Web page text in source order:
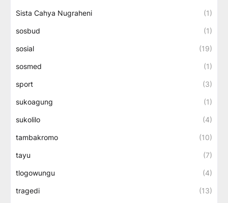
Sista Cahya Nugraheni (1)
sosbud (1)
sosial (19)
sosmed (1)
sport (3)
sukoagung (1)
sukolilo (4)
tambakromo (10)
tayu (7)
tlogowungu (4)
tragedi (13)